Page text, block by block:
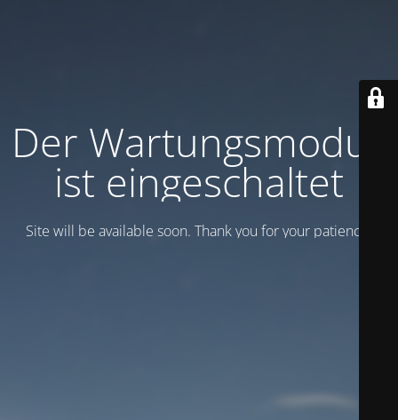
Der Wartungsmodus
ist eingeschaltet
Site will be available soon. Thank you for your patience!